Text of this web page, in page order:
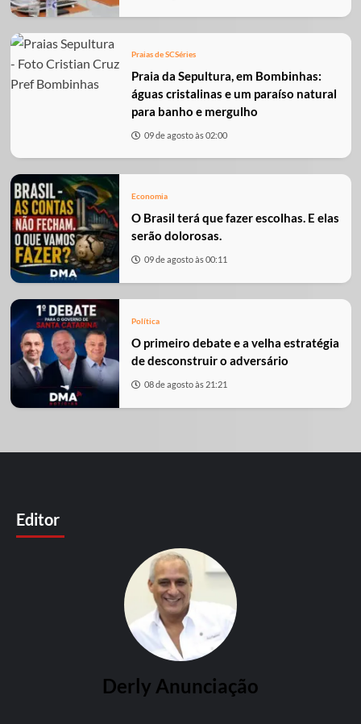
Praias de SCSéries
Praia da Sepultura, em Bombinhas:
águas cristalinas e um paraíso natural
para banho e mergulho
09 de agosto às 02:00
Economia
O Brasil terá que fazer escolhas. E elas
serão dolorosas.
09 de agosto às 00:11
Política
O primeiro debate e a velha estratégia
de desconstruir o adversário
08 de agosto às 21:21
Editor
Derly Anunciação